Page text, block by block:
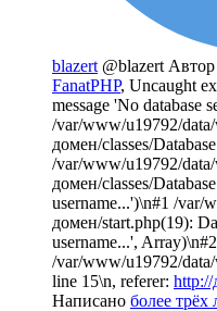
blazert @blazert Автор
FanatPHP, Uncaught
message 'No database
/var/www/u19792/
домен/classes/
/var/www/u19792/
домен/classes/
username...')\n#1 /var/
домен/start.php(19):
username...',
/var/www/u19792/
line 15\n, referer: http://
Написано более трёх